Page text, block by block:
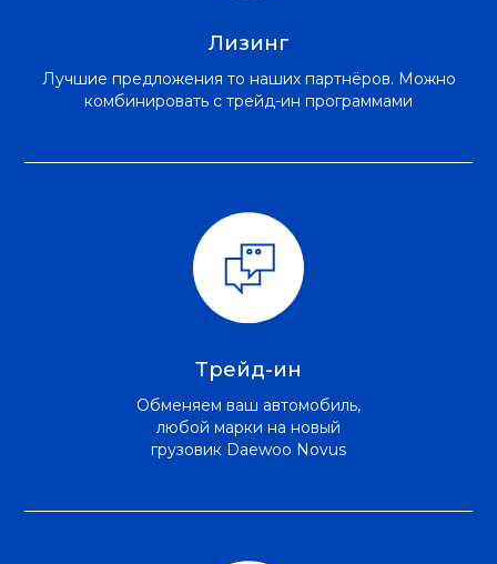
Лизинг
Лучшие предложения то наших партнёров. Можно
комбинировать с трейд-ин программами
Трейд-ин
Обменяем ваш автомобиль,
любой марки на новый
грузовик Daewoo Novus